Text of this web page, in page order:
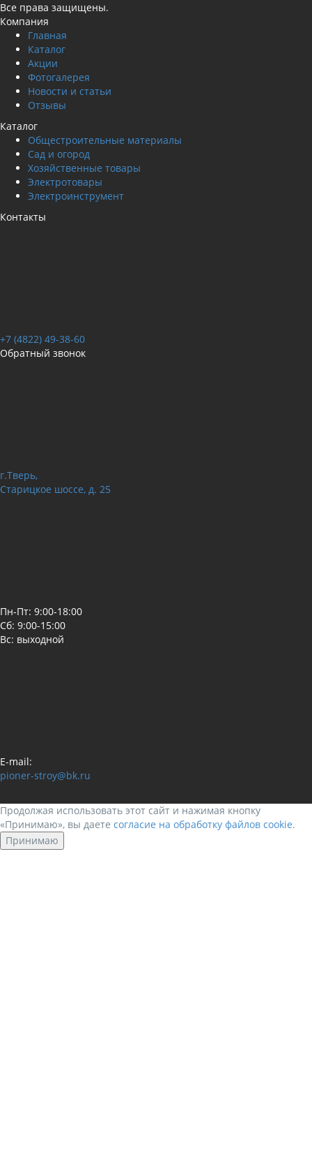
Все права защищены.
Компания
Главная
Каталог
Акции
Фотогалерея
Новости и статьи
Отзывы
Каталог
Общестроительные материалы
Сад и огород
Хозяйственные товары
Электротовары
Электроинструмент
Контакты
+7 (4822) 49-38-60
Обратный звонок
г.Тверь,
Старицкое шоссе, д. 25
Пн-Пт: 9:00-18:00
Сб: 9:00-15:00
Вс: выходной
E-mail:
pioner-stroy@bk.ru
Продолжая использовать этот сайт и нажимая кнопку
«Принимаю», вы даете согласие на обработку файлов cookie.
Принимаю